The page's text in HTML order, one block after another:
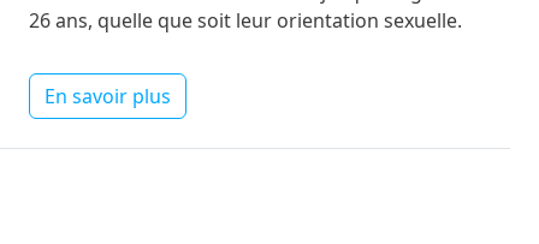
26 ans, quelle que soit leur orientation sexuelle.
En savoir plus